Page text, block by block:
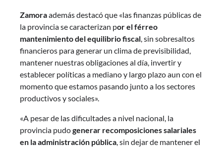
Zamoraademás destacó que «las finanzas públicas de
la provincia se caracterizan por el férreo
mantenimiento del equilibrio fiscal, sin sobresaltos
financieros para generar un clima de previsibilidad,
mantener nuestras obligaciones al día, invertir y
establecer políticas a mediano y largo plazo aun con el
momento que estamos pasando junto a los sectores
productivos y sociales».
«A pesar de las dificultades a nivel nacional, la
provincia pudogenerar recomposiciones salariales
en la administración pública, sin dejar de mantener el